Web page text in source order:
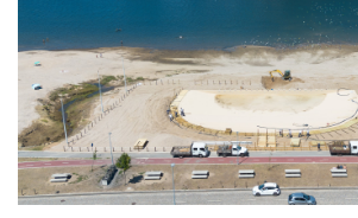
eclipse
solar
esgotam
em
menos
de
24